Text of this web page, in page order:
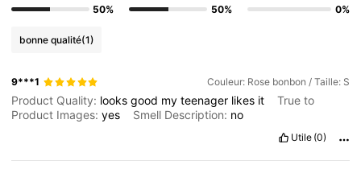
50%
50%
0%
bonne qualité(1)
9***1 Couleur: Rose bonbon / Taille: S
Product Quality: looksgood myteenager likes it
True to
Product Images:yes Smell Description: no
Utile (0)